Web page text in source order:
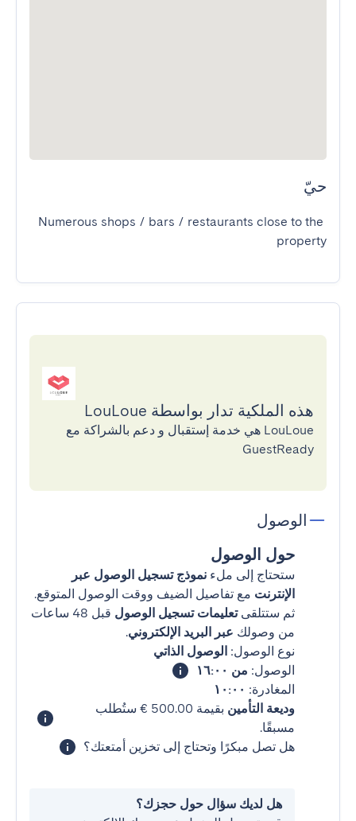
حيّ
Numerous shops / bars / restaurants close to the
property
هذه الملكية تدار بواسطة LouLoue
LouLoue هي خدمة إستقبال و دعم بالشراكة مع
GuestReady
الوصول
حول الوصول
ستحتاج إلى ملء نموذج تسجيل الوصول عبر
الإنترنت مع تفاصيل الضيف ووقت الوصول المتوقع.
ثم ستتلقىتعليمات تسجيل الوصول
قبل 48 ساعات
من وصولك عبر البريد الإلكتروني.
نوع الوصول: الوصول الذاتي
الوصول: من ١٦:٠٠
المغادرة: ١٠:٠٠
وديعة التأمين
بقيمة ‏500.00 € ستُطلب
مسبقًا.
هل تصل مبكرًا وتحتاج إلى تخزين أمتعتك؟
هل لديك سؤال حول حجزك؟